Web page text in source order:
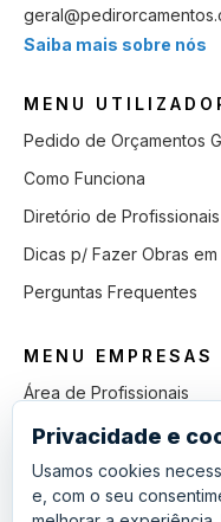
Saiba mais sobre nós
MENU
Pedido de Orçamentos
Como Funciona
Diretório de
Dicas p/ Fazer Obras em
Perguntas Frequentes
MENU EMPRESAS
Área de Profissionais
Como Funciona
Lista de Pedidos em
Como Ganhar mais Obras
Privacidade e
Usamos cookies
e, com o seu